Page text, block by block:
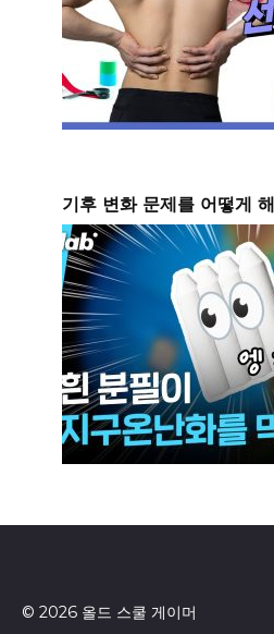
기후 변화 문제를 어떻게
© 2026 올드 스쿨 게이머